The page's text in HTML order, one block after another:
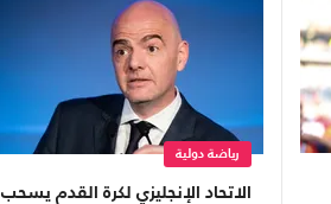
رياضة دولية
الاتحاد الإنجليزي لكرة القدم يسحب